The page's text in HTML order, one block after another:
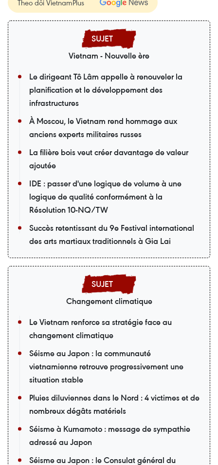
Theo dõi VietnamPlus
Vietnam - Nouvelle ère
Le dirigeant Tô Lâm appelle à renouveler la
planification et le développement des
infrastructures
À Moscou, le Vietnam rend hommage aux
anciens experts militaires russes
La filière bois veut créer davantage de valeur
ajoutée
IDE : passer d'une logique de volume à une
logique de qualité conformément à la
Résolution 10-NQ/TW
Succès retentissant du 9e Festival international
des arts martiaux traditionnels à Gia Lai
Changement climatique
Le Vietnam renforce sa stratégie face au
changement climatique
Séisme au Japon : la communauté
vietnamienne retrouve progressivement une
situation stable
Pluies diluviennes dans le Nord : 4 victimes et de
nombreux dégâts matériels
Séisme à Kumamoto : message de sympathie
adressé au Japon
Séisme au Japon : le Consulat général du